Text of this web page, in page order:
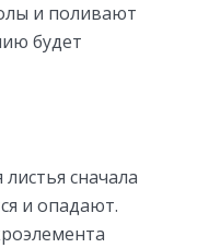
и поливают
будет
сначала
и опадают.